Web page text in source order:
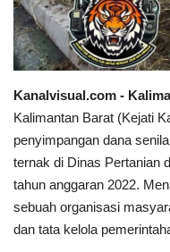
News
Jawa Barat
Bisnis
Jambi
Kanalvisual.com -
Kalimantan Barat (Kejati
penyimpangan dana
ternak di Dinas Pertanian
tahun anggaran 2022.
sebuah organisasi
dan tata kelola